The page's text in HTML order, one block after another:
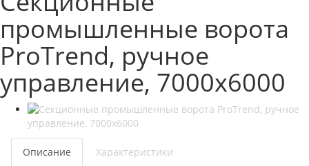
промышленные ворота
ProTrend, ручное
управление, 7000x6000
Описание
Характеристики